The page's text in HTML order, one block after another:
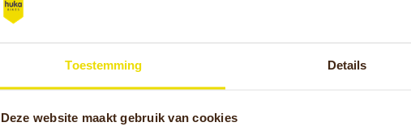
Toestemming Details
Deze website maakt gebruik van cookies
Bereikbaarheid Kersten
Haag
fiets via de WMO? Neem dan contact op met Kersten